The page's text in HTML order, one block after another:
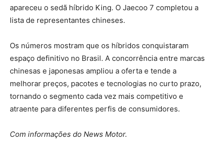
apareceu o sedã híbrido King. O Jaecoo 7 completou a
lista de representantes chineses.
Os números mostram que os híbridos conquistaram
espaço definitivo no Brasil. A concorrência entre marcas
chinesas e japonesas ampliou a oferta e tende a
melhorar preços, pacotes e tecnologias no curto prazo,
tornando o segmento cada vez mais competitivo e
atraente para diferentes perfis de consumidores.
Com informações do News Motor.